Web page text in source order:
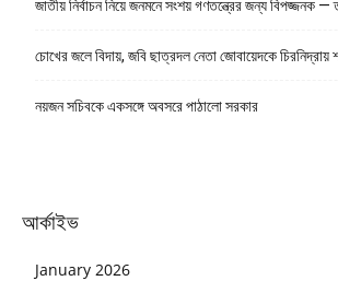
জাতীয় নির্বাচন নিয়ে জনমনে সংশয় গণতন্ত্রের জন্য বিপজ্জনক —
চোখের জলে বিদায়, জবি ছাত্রদল নেতা জোবায়েদকে চিরনিদ্রায়
নয়জন সচিবকে একসঙ্গে অবসরে পাঠালো সরকার
আর্কাইভ
January 2026